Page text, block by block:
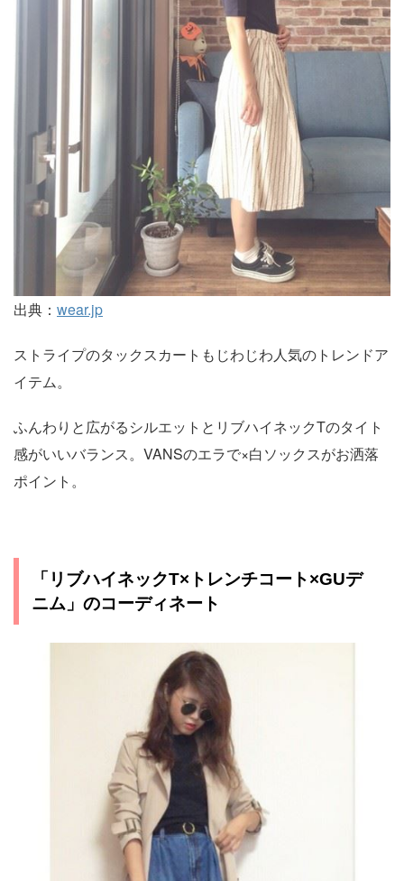
出典： wear.jp
ストライプのタックスカートもじわじわ人気のトレンドア
イテム。
ふんわりと広がるシルエットとリブハイネックTのタイト
感がいいバランス。VANSのエラで×白ソックスがお洒落
ポイント。
「リブハイネックT×トレンチコート×GUデ
ニム」のコーディネート